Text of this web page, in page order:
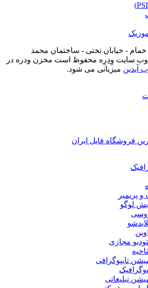
- خیابان تختی - ساختمان محمد
سایت وِدِرِه محفوظ است مخزن ودره در
آیدین میزبانی می شود.
و پریمیر
لوگو
مجازی
تایپوگرافی
تبلیغاتی